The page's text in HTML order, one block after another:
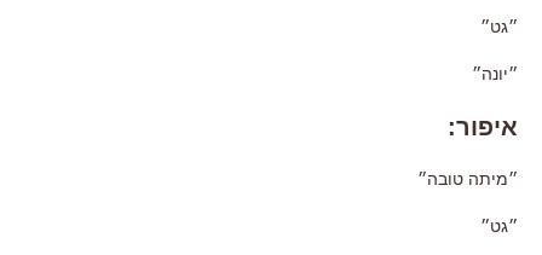
״גט״
״יונה״
איפור:
״מיתה טובה״
״גט״